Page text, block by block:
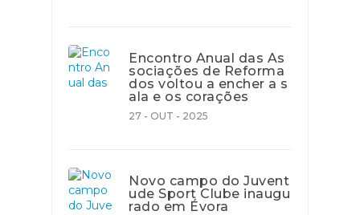
Encontro Anual das As
sociações de Reforma
dos voltou a encher a s
ala e os corações
27 - OUT - 2025
Novo campo do Juvent
ude Sport Clube inaugu
rado em Évora